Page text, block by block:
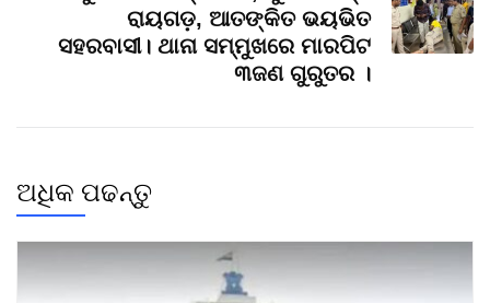
ରାୟଗଡ଼, ଆତଙ୍କିତ ଭୟଭିତ
ସହରବାସୀ। ଥାନା ସମ୍ମୁଖରେ ମାରପିଟ
୩ଜଣ ଗୁରୁତର ।
ଅଧିକ ପଢନ୍ତୁ